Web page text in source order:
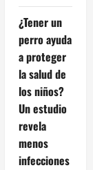
¿Tener un
perro ayuda
a proteger
la salud de
los niños?
Un estudio
revela
menos
infecciones